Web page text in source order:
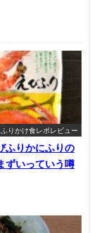
ふりかけ食レポレビュー
ふりかにふりの
ずいっていう噂